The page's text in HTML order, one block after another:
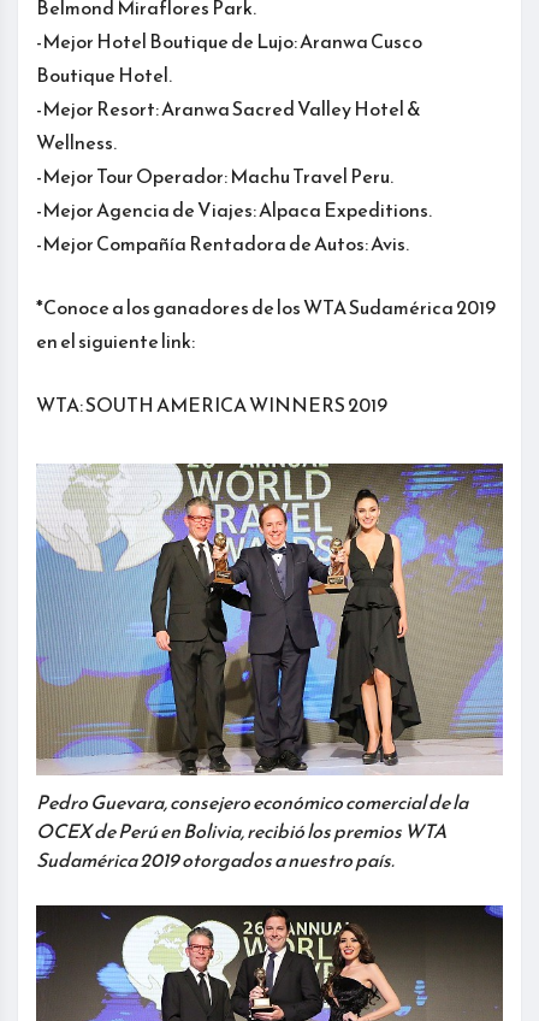
Belmond Miraflores Park.
-Mejor Hotel Boutique de Lujo: Aranwa Cusco
Boutique Hotel.
-Mejor Resort: Aranwa Sacred Valley Hotel &
Wellness.
-Mejor Tour Operador: Machu Travel Peru.
-Mejor Agencia de Viajes: Alpaca Expeditions.
-Mejor Compañía Rentadora de Autos: Avis.
*Conoce a los ganadores de los WTA Sudamérica 2019
en el siguiente link:
WTA: SOUTH AMERICA WINNERS 2019
Pedro Guevara, consejero económico comercial de la
OCEX de Perú en Bolivia, recibió los premios WTA
Sudamérica 2019 otorgados a nuestro país.